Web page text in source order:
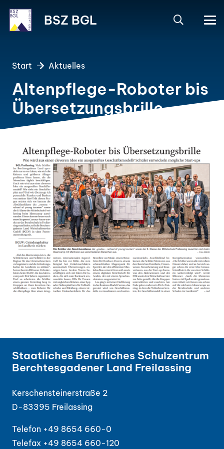
BSZ BGL
Start Aktuelles
Altenpflege-Roboter bis
Übersetzungsbrille
Staatliches Berufliches Schulzentrum
Berchtesgadener Land Freilassing
Kerschensteinerstraße 2
D-83395 Freilassing
Telefon +49 8654 660-0
Telefax +49 8654 660-120